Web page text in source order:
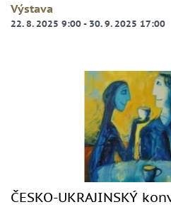
Výstava
22. 8. 2025 9:00- 30. 9. 2025 17:00
ČESKO-UKRAJINSKÝ